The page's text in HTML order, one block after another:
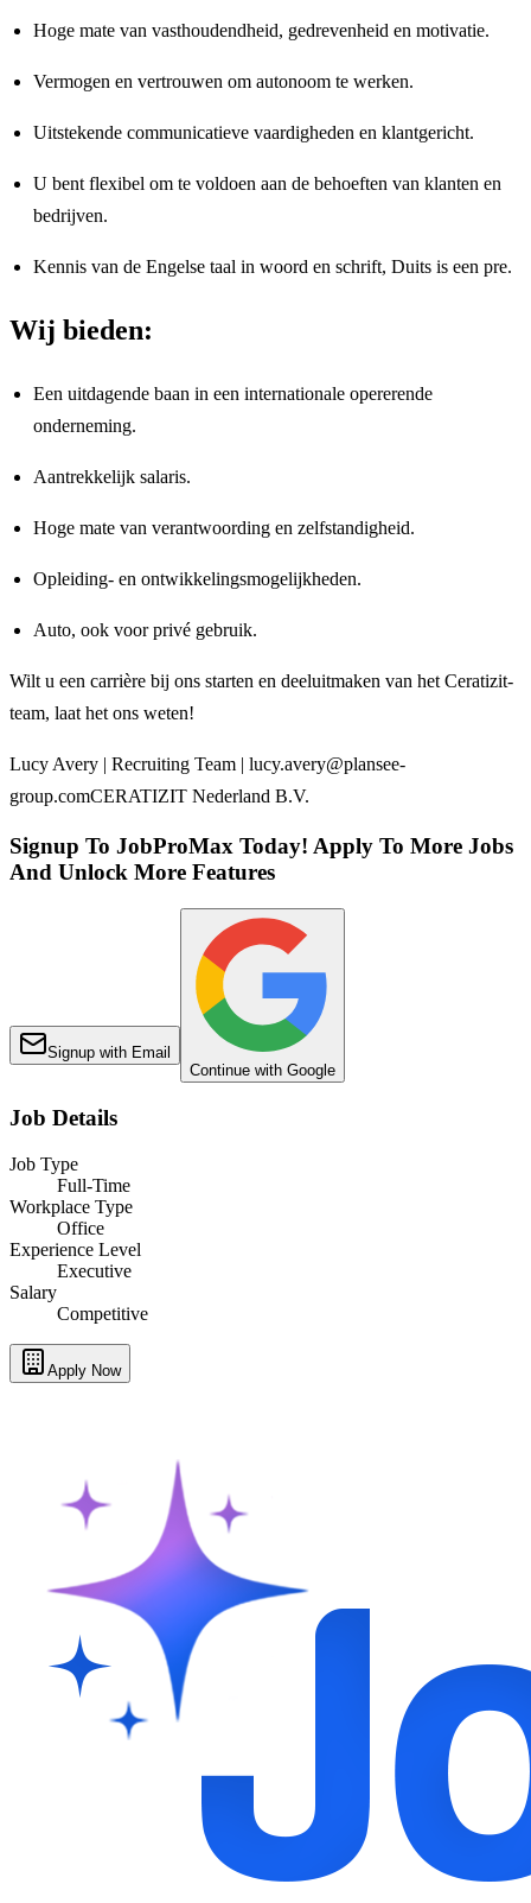
Hoge mate van vasthoudendheid, gedrevenheid en motivatie.
Vermogen en vertrouwen om autonoom te werken.
Uitstekende communicatieve vaardigheden en klantgericht.
U bent flexibel om te voldoen aan de behoeften van klanten en
bedrijven.
Kennis van de Engelse taal in woord en schrift, Duits is een pre.
Wij bieden:
Een uitdagende baan in een internationale opererende
onderneming.
Aantrekkelijk salaris.
Hoge mate van verantwoording en zelfstandigheid.
Opleiding- en ontwikkelingsmogelijkheden.
Auto, ook voor privé gebruik.
Wilt u een carrière bij ons starten en deeluitmaken van het Ceratizit-
team, laat het ons weten!
Lucy Avery | Recruiting Team | lucy.avery@plansee-
group.comCERATIZIT Nederland B.V.
Signup To JobProMax Today! Apply To More Jobs
And Unlock More Features
Signup with Email
Continue with Google
Job Details
Job Type
Full-Time
Workplace Type
Office
Experience Level
Executive
Salary
Competitive
Apply Now